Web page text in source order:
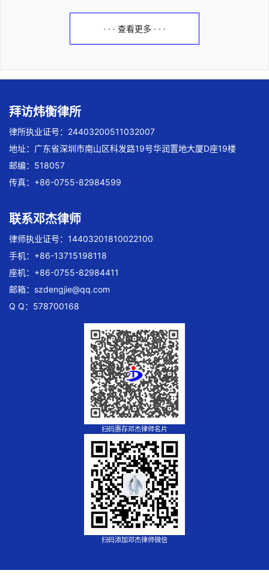
· · · 查看更多 · · ·
拜访炜衡律所
律所执业证号：24403200511032007
地址：广东省深圳市南山区科发路19号华润置地大厦D座19楼
邮编：518057
传真：+86-0755-82984599
联系邓杰律师
律师执业证号：14403201810022100
手机：+86-13715198118
座机：+86-0755-82984411
邮箱： szdengjie@qq.com
Q Q：578700168
扫码惠存邓杰律师名片
扫码添加邓杰律师微信